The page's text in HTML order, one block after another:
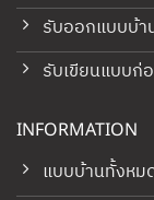
รับออกแบบบ้า
รับเขียนแบบก่
INFORMATION
แบบบ้านทั้งหม